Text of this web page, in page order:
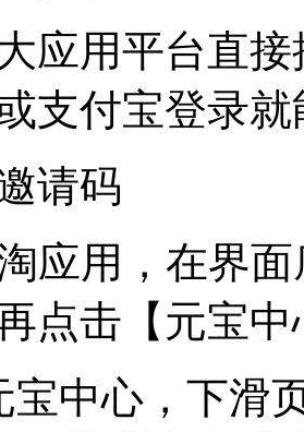
应用平台直
支付宝登录
请码
应用，在界
点击【元宝中
宝中心，下滑